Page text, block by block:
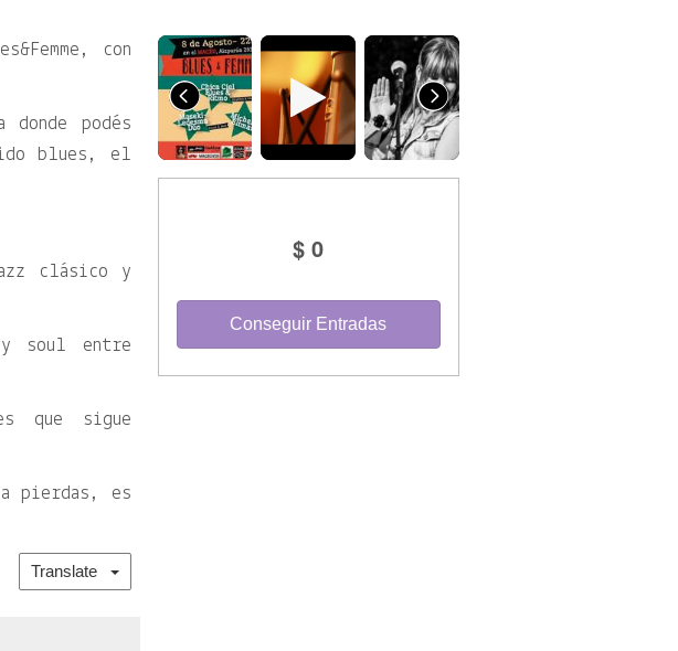
$ 0
Conseguir Entradas
con
podés
blues, el
clásico y
y soul entre
que sigue
pierdas, es
Translate